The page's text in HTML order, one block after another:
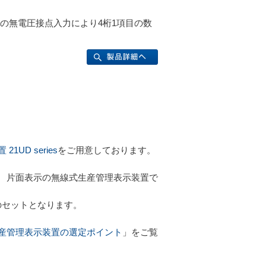
無電圧接点入力により4桁1項目の数
21UD seriesをご用意しております。
面表示の無線式生産管理表示装置で
ットとなります。
管理表示装置の選定ポイント 」をご覧